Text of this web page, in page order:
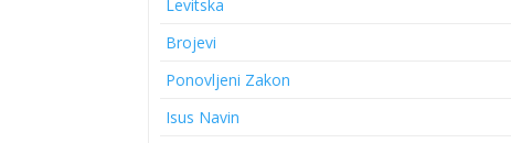
Levitska
Brojevi
Ponovljeni Zakon
Isus Navin